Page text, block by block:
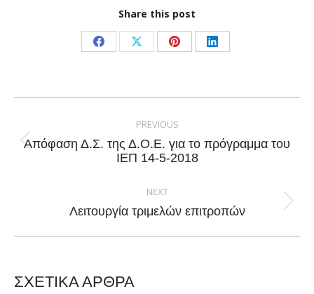
Share this post
Share
Facebook
Share
X
Share
Pinterest
Share
LinkedIn
navigation
PREVIOUS
Previous
Απόφαση Δ.Σ. της Δ.Ο.Ε. για το πρόγραμμα του
ΙΕΠ 14-5-2018
NEXT
Next
Λειτουργία τριμελών επιτροπών
ΣΧΕΤΙΚΑ ΑΡΘΡΑ